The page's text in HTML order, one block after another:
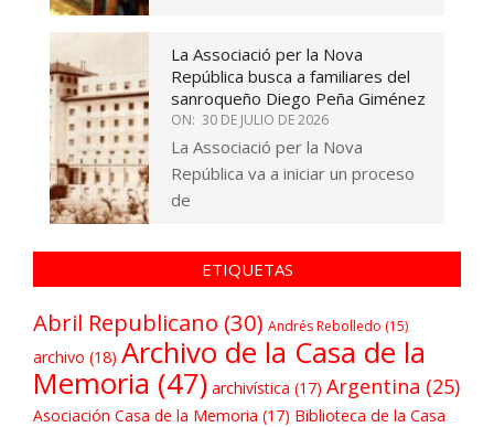
La Associació per la Nova
República busca a familiares del
sanroqueño Diego Peña Giménez
ON: 30 DE JULIO DE 2026
La Associació per la Nova
República va a iniciar un proceso
de
ETIQUETAS
Abril Republicano (30) Andrés Rebolledo (15)
archivo (18) Archivo de la Casa de la
Memoria (47) archivística (17) Argentina (25)
Asociación Casa de la Memoria (17) Biblioteca de la Casa